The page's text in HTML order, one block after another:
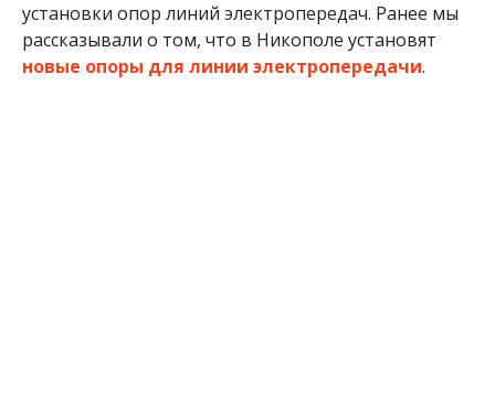
установки опор линий электропередач. Ранее мы
рассказывали о том, что в Никополе установят
новые опоры для линии электропередачи.